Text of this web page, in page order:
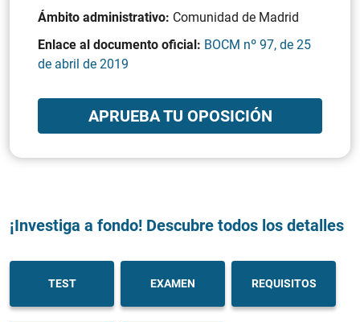
Ámbito administrativo: Comunidad de Madrid
Enlace al documento oficial: BOCM nº 97, de 25
de abril de 2019
APRUEBA TU OPOSICIÓN
¡Investiga a fondo! Descubre todos los detalles
TEST EXAMEN REQUISITOS